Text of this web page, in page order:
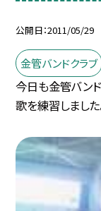
公開日 2011/05/29
金管バンドクラブ
今日も金管バン
歌を練習しました